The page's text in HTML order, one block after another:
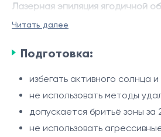
Лазерная эпиляция ягодичной
зоны. Процедура выполняется с
Рост волос в ягодичной
эффективно воздействует на
Показания
• нежелательные волосы в
• склонность к раздражению
• врастание волос;
Читать далее
Подготовка:
избегать активного солнца
не использовать методы
допускается бритьё зоны
не использовать